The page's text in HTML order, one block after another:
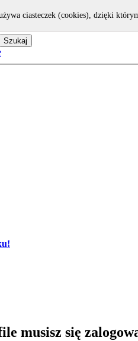
musisz się
ciasteczek (cookies), dzięki